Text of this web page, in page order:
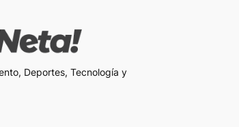
Deportes, Tecnología y